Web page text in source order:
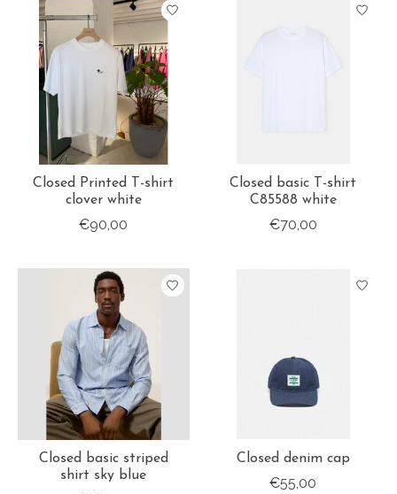
Closed Printed T-shirt
clover white
€90,00
Closed basic T-shirt
C85588 white
€70,00
Closed basic striped
shirt sky blue
Closed denim cap
€55,00